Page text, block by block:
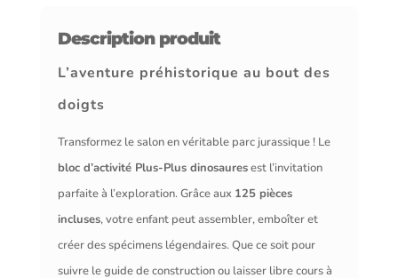
Description produit
L’aventure préhistorique au bout des
doigts
Transformez le salon en véritable parc jurassique ! Le
bloc d’activité Plus-Plus dinosauresest l’invitation
parfaite à l’exploration. Grâce aux 125 pièces
incluses, votre enfant peut assembler, emboîter et
créer des spécimens légendaires. Que ce soit pour
suivre le guide de construction ou laisser libre cours à